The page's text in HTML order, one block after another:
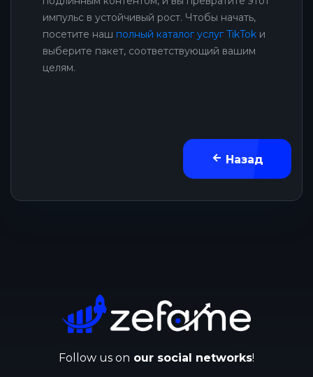
импульс в устойчивый рост. Чтобы начать,
посетите наш полный каталог услуг TikTok и
выберите пакет, соответствующий вашим
целям.
Назад
Follow us on our social networks!